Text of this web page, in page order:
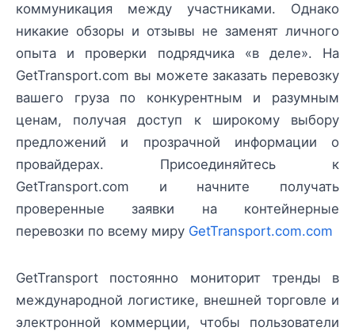
коммуникация между участниками. Однако
никакие обзоры и отзывы не заменят личного
опыта и проверки подрядчика «в деле». На
GetTransport.com вы можете заказать перевозку
вашего груза по конкурентным и разумным
ценам, получая доступ к широкому выбору
предложений и прозрачной информации о
провайдерах. Присоединяйтесь к
GetTransport.com и начните получать
проверенные заявки на контейнерные
перевозки по всему миру GetTransport.com.com
GetTransport постоянно мониторит тренды в
международной логистике, внешней торговле и
электронной коммерции, чтобы пользователи